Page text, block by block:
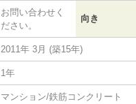
お問い合わせく
ださい。
向き
2011年 3月 (築15年)
1年
マンション/鉄筋コンクリート